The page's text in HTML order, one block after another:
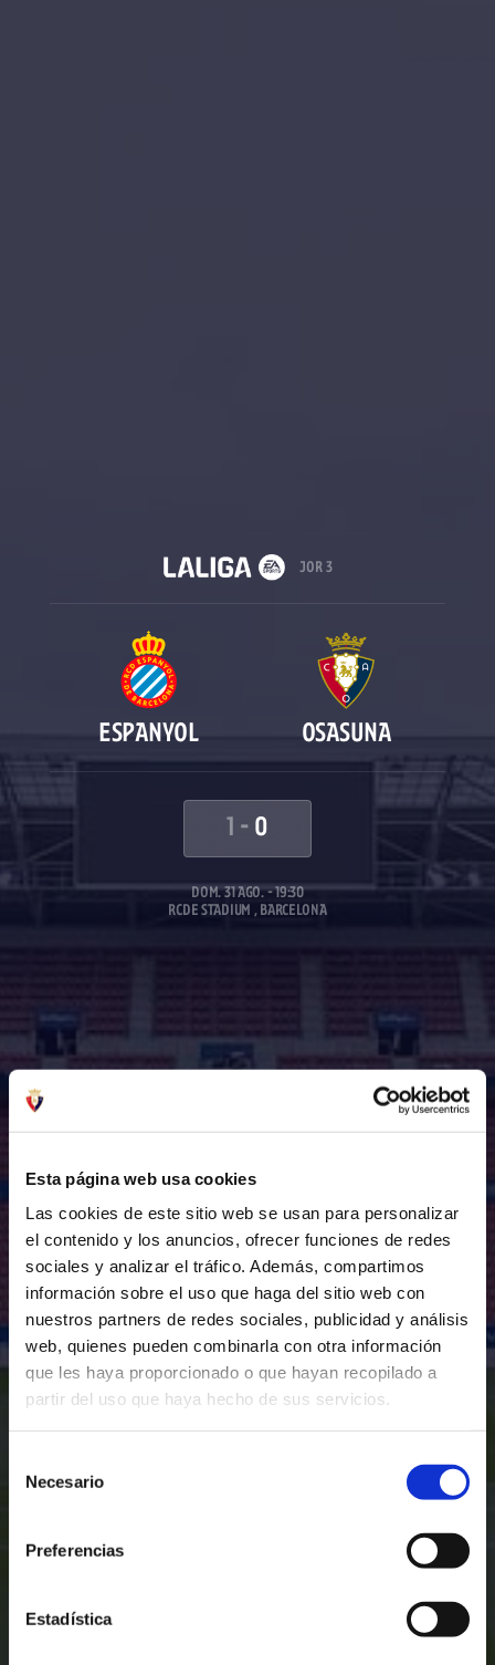
Esta página web usa cookies
Las cookies de este sitio web se usan para personalizar
el contenido y los anuncios, ofrecer funciones de redes
sociales y analizar el tráfico. Además, compartimos
información sobre el uso que haga del sitio web con
nuestros partners de redes sociales, publicidad y análisis
web, quienes pueden combinarla con otra información
que les haya proporcionado o que hayan recopilado a
partir del uso que haya hecho de sus servicios.
Necesario
Preferencias
Estadística
JOR 3
ESPANYOL OSASUNA
1 - 0
DOM. 31 AGO. - 19:30
RCDE STADIUM , BARCELONA